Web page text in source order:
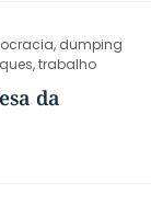
, dumping
,trabalho
da